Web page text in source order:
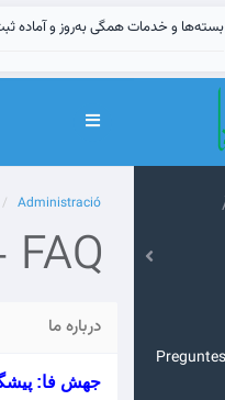
بسته‌ها و خدمات همگی به‌روز و آماده
Canvia
navegació
Administració
درباره ما
جهش فا: